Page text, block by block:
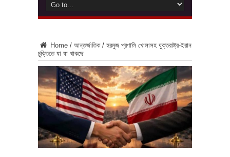
Home / আন্তর্জাতিক / হরমুজ প্রণালি খোলাসহ যুক্তরাষ্ট্র-ইরান
চুক্তিতে যা যা থাকছে